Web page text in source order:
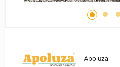
Apoluza